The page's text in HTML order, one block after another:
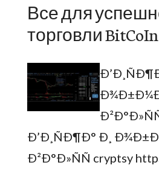
Все для
торговли
Ð’Ð¸ÑÐ¶Ð° Ð¸
Ð²Ð°Ð»ÑÑ cryptsy